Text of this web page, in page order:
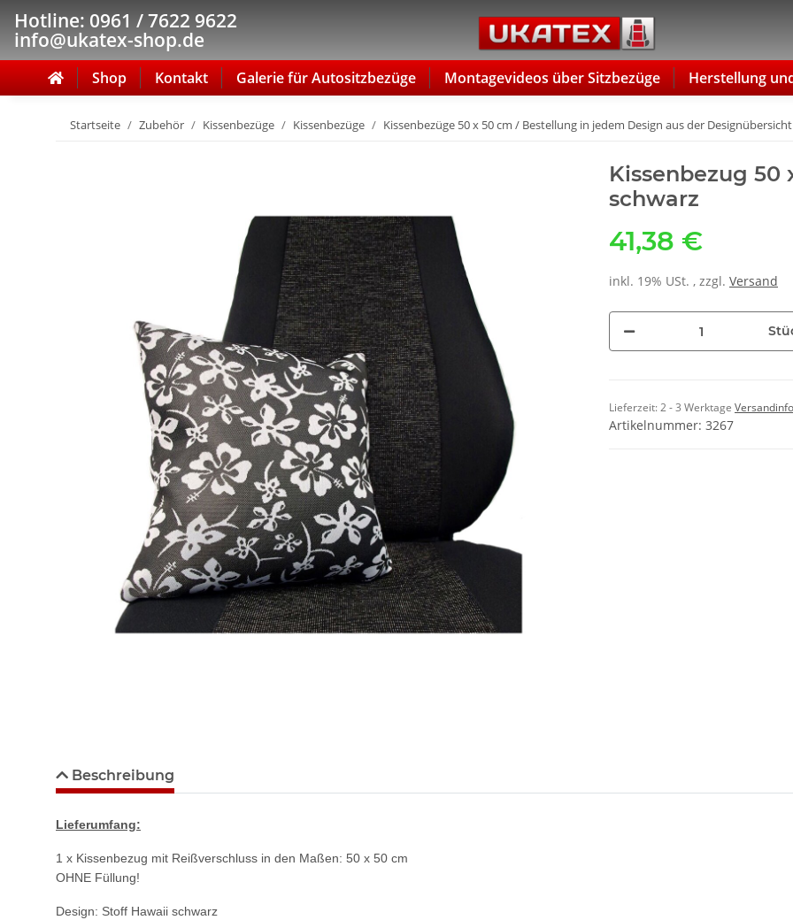
Hotline: 0961 / 7622 9622
info@ukatex-shop.de
Shop Kontakt Galerie für Autositzbezüge Montagevideos über Sitzbezüge Herstellung
Startseite Zubehör Kissenbezüge Kissenbezüge Kissenbezüge 50 x 50 cm / Bestellung in jedem Design aus der
Kissenbezug 50
schwarz
41,38 €
inkl. 19% USt. , zzgl. Versand
Lieferzeit:2 - 3 Werktage
Artikelnummer: 3267
Beschreibung
Lieferumfang:
1 x Kissenbezug mit Reißverschluss in den Maßen: 50 x 50 cm
OHNE Füllung!
Design: Stoff Hawaii schwarz